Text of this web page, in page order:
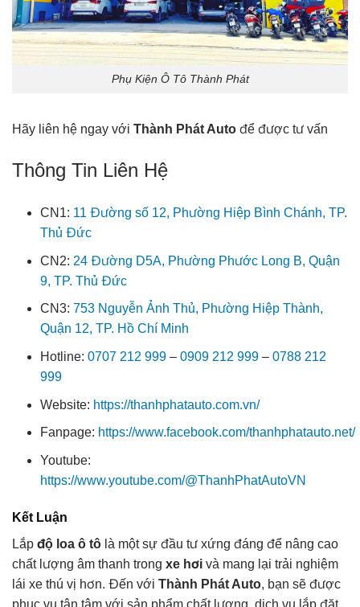
Phụ Kiện Ô Tô Thành Phát
Hãy liên hệ ngay với Thành Phát Auto để được tư vấn
Thông Tin Liên Hệ
CN1: 11 Đường số 12, Phường Hiệp Bình Chánh, TP.
Thủ Đức
CN2: 24 Đường D5A, Phường Phước Long B, Quận
9, TP. Thủ Đức
CN3: 753 Nguyễn Ảnh Thủ, Phường Hiệp Thành,
Quận 12, TP. Hồ Chí Minh
Hotline: 0707 212 999 – 0909 212 999 – 0788 212
999
Website: https://thanhphatauto.com.vn/
Fanpage: https://www.facebook.com/thanhphatauto.net/
Youtube:
https://www.youtube.com/@ThanhPhatAutoVN
Kết Luận
Lắp độ loa ô tô là một sự đầu tư xứng đáng để nâng cao
chất lượng âm thanh trong xe hơi và mang lại trải nghiệm
lái xe thú vị hơn. Đến với Thành Phát Auto, bạn sẽ được
phục vụ tận tâm với sản phẩm chất lượng, dịch vụ lắp đặt